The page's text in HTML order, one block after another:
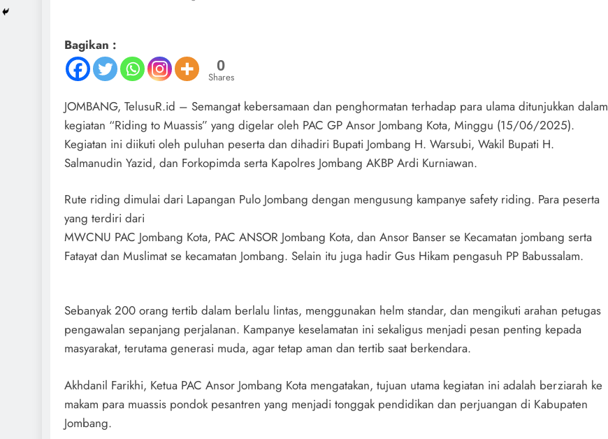
Bagikan :
0
Shares
JOMBANG, TelusuR.id – Semangat kebersamaan dan penghormatan terhadap para ulama ditunjukkan dalam
kegiatan “Riding to Muassis” yang digelar oleh PAC GP Ansor Jombang Kota, Minggu (15/06/2025).
Kegiatan ini diikuti oleh puluhan peserta dan dihadiri Bupati Jombang H. Warsubi, Wakil Bupati H.
Salmanudin Yazid, dan Forkopimda serta Kapolres Jombang AKBP Ardi Kurniawan.
Rute riding dimulai dari Lapangan Pulo Jombang dengan mengusung kampanye safety riding. Para peserta
yang terdiri dari
MWCNU PAC Jombang Kota, PAC ANSOR Jombang Kota, dan Ansor Banser se Kecamatan jombang serta
Fatayat dan Muslimat se kecamatan Jombang. Selain itu juga hadir Gus Hikam pengasuh PP Babussalam.
Sebanyak 200 orang tertib dalam berlalu lintas, menggunakan helm standar, dan mengikuti arahan petugas
pengawalan sepanjang perjalanan. Kampanye keselamatan ini sekaligus menjadi pesan penting kepada
masyarakat, terutama generasi muda, agar tetap aman dan tertib saat berkendara.
Akhdanil Farikhi, Ketua PAC Ansor Jombang Kota mengatakan, tujuan utama kegiatan ini adalah berziarah ke
makam para muassis pondok pesantren yang menjadi tonggak pendidikan dan perjuangan di Kabupaten
Jombang.